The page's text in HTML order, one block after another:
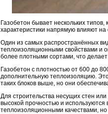
Газобетон бывает нескольких
характеристики напрямую влияют
Один из самых распространённых
теплоизоляционными свойствами и
более плотными сортами, что
Газобетон с плотностью от 600 до
дополнительную теплоизоляцию.
таких блоков выше, но они
Для строительства несущих стен
высокой прочностью и используются
теплоизоляционными качествами, но